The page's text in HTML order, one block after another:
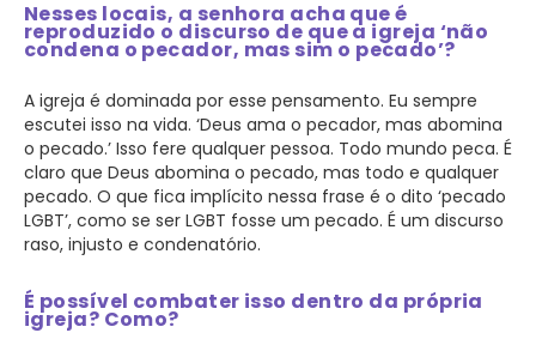
Nesses locais, a senhora acha que é
reproduzido o discurso de que a igreja ‘não
condena o pecador, mas sim o pecado’?
A igreja é dominada por esse pensamento. Eu sempre
escutei isso na vida. ‘Deus ama o pecador, mas abomina
o pecado.’ Isso fere qualquer pessoa. Todo mundo peca. É
claro que Deus abomina o pecado, mas todo e qualquer
pecado. O que fica implícito nessa frase é o dito ‘pecado
LGBT’, como se ser LGBT fosse um pecado. É um discurso
raso, injusto e condenatório.
É possível combater isso dentro da própria
igreja? Como?